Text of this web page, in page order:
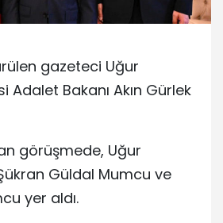
gazeteci Uğur
Adalet Bakanı Akın Gürlek
görüşmede, Uğur
Güldal Mumcu ve
yer aldı.